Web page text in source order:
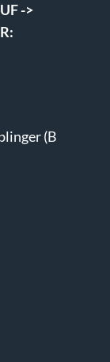
->
(B